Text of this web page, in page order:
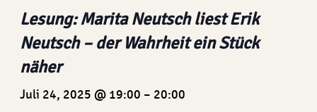
Lesung: Marita Neutsch liest Erik
Neutsch – der Wahrheit ein Stück
näher
Juli 24, 2025 @ 19:00 – 20:00